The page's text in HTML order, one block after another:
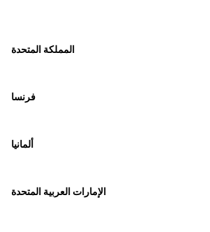
المملكة المتحدة
فرنسا
ألمانيا
الإمارات العربية المتحدة